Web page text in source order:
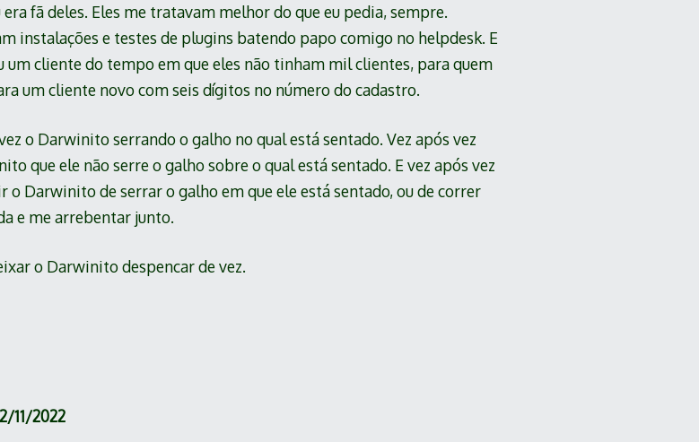
fã deles. Eles me tratavam melhor do que eu pedia, sempre.
instalações e testes de plugins batendo papo comigo no helpdesk. E
um cliente do tempo em que eles não tinham mil clientes, para quem
um cliente novo com seis dígitos no número do cadastro.
o Darwinito serrando o galho no qual está sentado. Vez após vez
que ele não serre o galho sobre o qual está sentado. E vez após vez
o Darwinito de serrar o galho em que ele está sentado, ou de correr
e me arrebentar junto.
o Darwinito despencar de vez.
11/2022